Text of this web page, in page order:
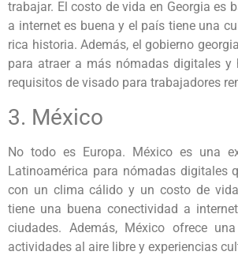
trabajar. El costo de vida en Georgia es
a internet es buena y el país tiene una
rica historia. Además, el gobierno
para atraer a más nómadas digitales
requisitos de visado para trabajadores
3. México
No todo es Europa. México es una
Latinoamérica para nómadas digitales
con un clima cálido y un costo de
tiene una buena conectividad a
ciudades. Además, México ofrece
actividades al aire libre y experiencias